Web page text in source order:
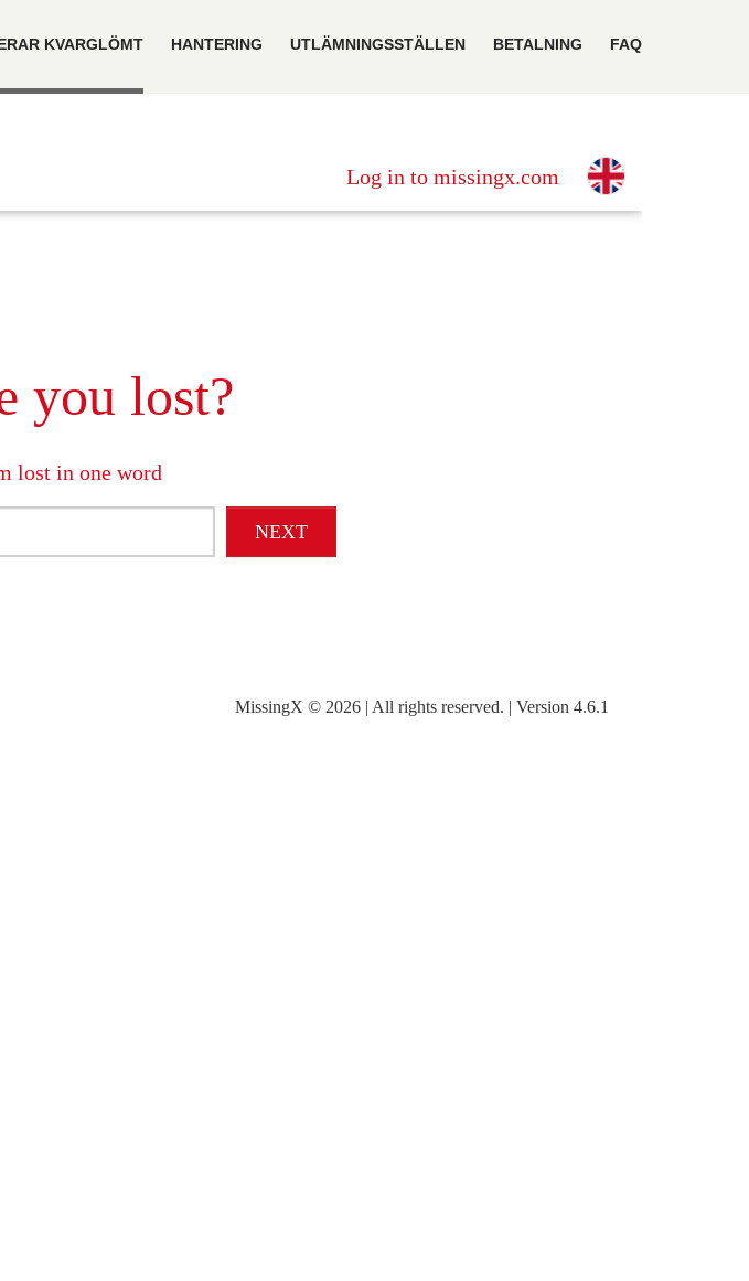
KVARGLÖMT HANTERING UTLÄMNINGSSTÄLLEN BETALNING FAQ